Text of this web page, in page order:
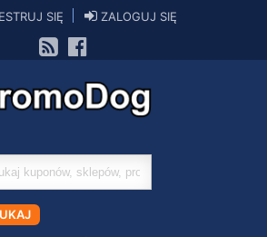
SIĘ ZALOGUJ SIĘ